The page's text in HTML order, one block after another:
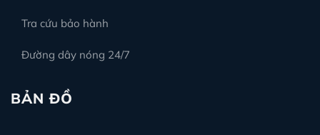
Tra cứu bảo hành
Đường dây nóng 24/7
BẢN ĐỒ